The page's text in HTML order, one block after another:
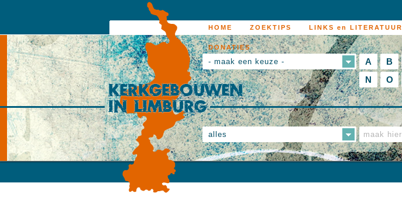
HOME ZOEKTIPS LINKS en LITERATUUR
DONATIES
- maak een keuze - A B
N
O
alles